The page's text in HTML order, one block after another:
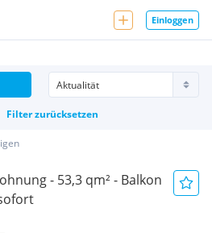
Einloggen
Filter zurücksetzen
- 53,3 qm² - Balkon